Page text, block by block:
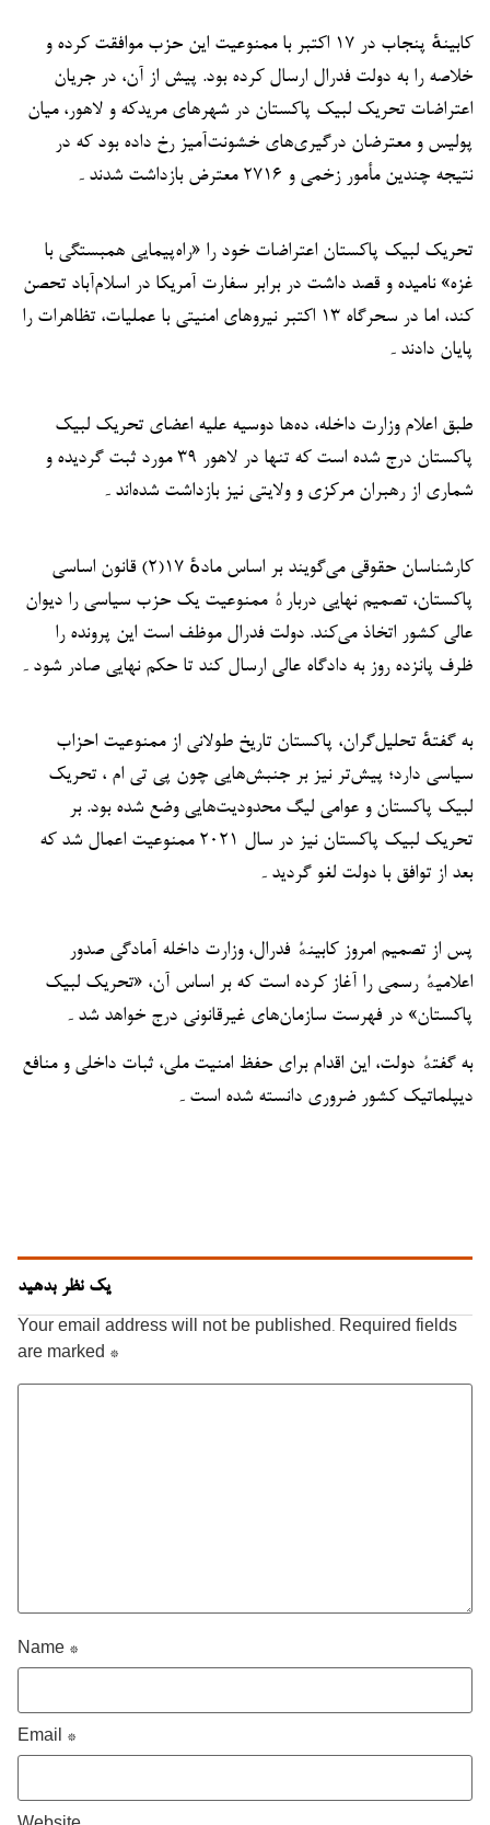
کابینهٔ پنجاب در ۱۷ اکتبر با ممنوعیت این حزب موافقت کرده و
خلاصه را به دولت فدرال ارسال کرده بود. پیش از آن، در جریان
اعتراضات تحریک لبیک پاکستان در شهرهای مریدکه و لاهور، میان
پولیس و معترضان درگیری‌های خشونت‌آمیز رخ داده بود که در
نتیجه چندین مأمور زخمی و ۲۷۱۶ معترض بازداشت شدند۔
تحریک لبیک پاکستان اعتراضات خود را «راه‌پیمایی همبستگی با
غزه» نامیده و قصد داشت در برابر سفارت آمریکا در اسلام‌آباد تحصن
کند، اما در سحرگاه ۱۳ اکتبر نیروهای امنیتی با عملیات، تظاهرات را
پایان دادند۔
طبق اعلام وزارت داخله، ده‌ها دوسیه علیه اعضای تحریک لبیک
پاکستان درج شده است که تنها در لاهور ۳۹ مورد ثبت گردیده و
شماری از رهبران مرکزی و ولایتی نیز بازداشت شده‌اند۔
کارشناسان حقوقی می‌گویند بر اساس مادهٔ ۱۷(۲) قانون اساسی
پاکستان، تصمیم نهایی دربارهٔ ممنوعیت یک حزب سیاسی را دیوان
عالی کشور اتخاذ می‌کند. دولت فدرال موظف است این پرونده را
ظرف پانزده روز به دادگاه عالی ارسال کند تا حکم نهایی صادر شود۔
به گفتهٔ تحلیل‌گران، پاکستان تاریخ طولانی از ممنوعیت احزاب
سیاسی دارد؛ پیش‌تر نیز بر جنبش‌هایی چون پی تی ام ، تحریک
لبیک پاکستان و عوامی لیگ محدودیت‌هایی وضع شده بود. بر
تحریک لبیک پاکستان نیز در سال ۲۰۲۱ ممنوعیت اعمال شد که
بعد از توافق با دولت لغو گردید۔
پس از تصمیم امروز کابینهٔ فدرال، وزارت داخله آمادگی صدور
اعلامیهٔ رسمی را آغاز کرده است که بر اساس آن، «تحریک لبیک
پاکستان» در فهرست سازمان‌های غیرقانونی درج خواهد شد۔
به گفتهٔ دولت، این اقدام برای حفظ امنیت ملی، ثبات داخلی و منافع
دیپلماتیک کشور ضروری دانسته شده است۔
یک نظر بدهید
Your email address will not be published. Required fields
are marked *
Name *
Email *